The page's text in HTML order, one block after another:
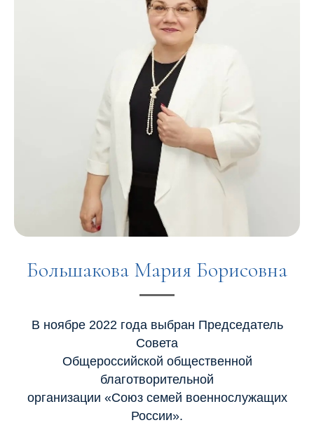
Большакова Мария Борисовна
В ноябре 2022 года выбран Председатель
Cовета
Общероссийской общественной
благотворительной
организации «Союз семей военнослужащих
России».